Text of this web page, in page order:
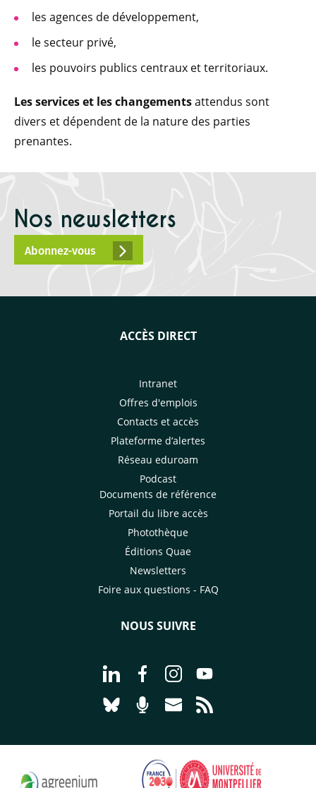
les agences de développement,
le secteur privé,
les pouvoirs publics centraux et territoriaux.
Les services et les changementsattendus sont
divers et dépendent de la nature des parties
prenantes.
Nos newsletters
Abonnez-vous
ACCÈS DIRECT
Intranet
Offres d'emplois
Contacts et accès
Plateforme d’alertes
Réseau eduroam
Podcast
Documents de référence
Portail du libre accès
Photothèque
Éditions Quae
Newsletters
Foire aux questions - FAQ
NOUS SUIVRE
Aller à la page Nous suivre sur
Aller à la page Nous suivre sur
Aller à la page Nous
Aller à la page
Aller à la page Nous suivre sur
Aller à la page Nourrir le
Aller à la page Nous